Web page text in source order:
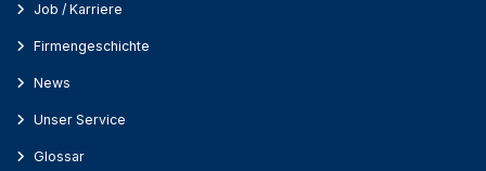
Job / Karriere
Firmengeschichte
News
Unser Service
Glossar